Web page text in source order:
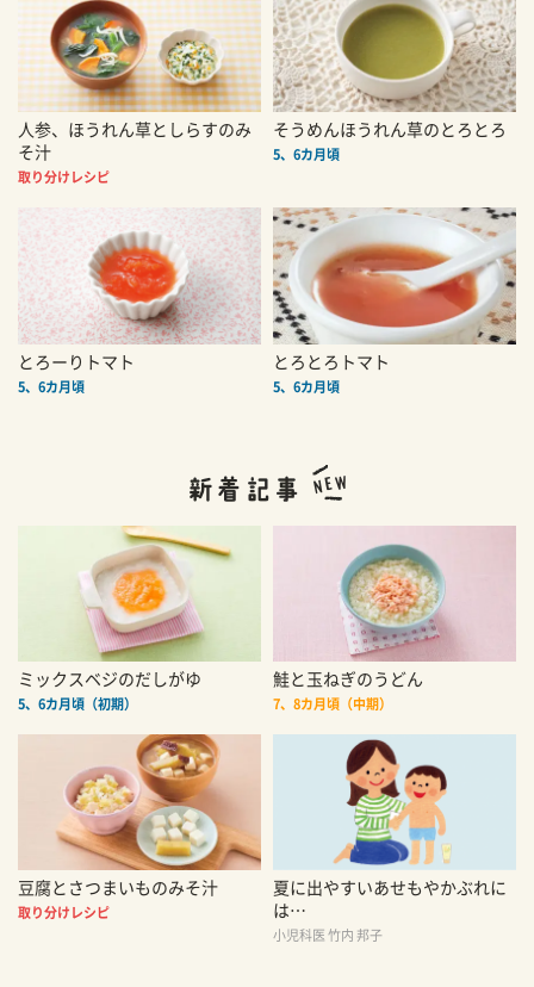
人参、ほうれん草としらすのみ
そ汁
取り分けレシピ
そうめんほうれん草のとろとろ
5、6カ月頃
とろーりトマト
5、6カ月頃
とろとろトマト
5、6カ月頃
ミックスベジのだしがゆ
5、6カ月頃（初期）
鮭と玉ねぎのうどん
7、8カ月頃（中期）
豆腐とさつまいものみそ汁
取り分けレシピ
夏に出やすいあせもやかぶれに
は…
小児科医 竹内 邦子